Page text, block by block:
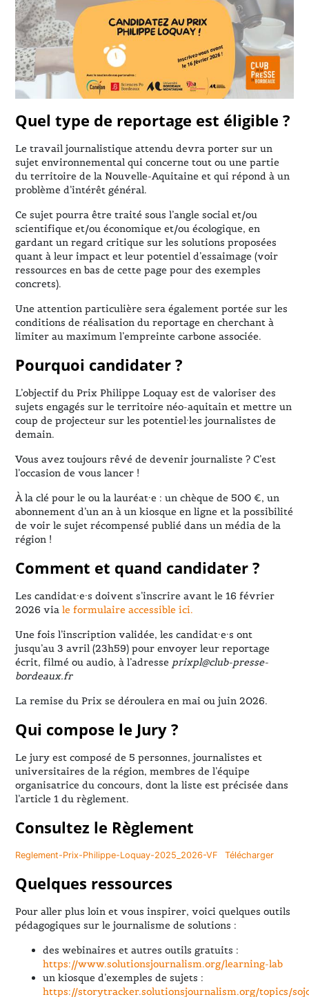
Quel type de reportage est éligible ?
Le travail journalistique attendu devra porter sur un
sujet environnemental qui concerne tout ou une partie
du territoire de la Nouvelle-Aquitaine et qui répond à un
problème d’intérêt général.
Ce sujet pourra être traité sous l’angle social et/ou
scientifique et/ou économique et/ou écologique, en
gardant un regard critique sur les solutions proposées
quant à leur impact et leur potentiel d’essaimage (voir
ressources en bas de cette page pour des exemples
concrets).
Une attention particulière sera également portée sur les
conditions de réalisation du reportage en cherchant à
limiter au maximum l’empreinte carbone associée.
Pourquoi candidater ?
L’objectif du Prix Philippe Loquay est de valoriser des
sujets engagés sur le territoire néo-aquitain et mettre un
coup de projecteur sur les potentiel·les journalistes de
demain.
Vous avez toujours rêvé de devenir journaliste ? C’est
l’occasion de vous lancer !
À la clé pour le ou la lauréat·e : un chèque de 500 €, un
abonnement d’un an à un kiosque en ligne et la possibilité
de voir le sujet récompensé publié dans un média de la
région !
Comment et quand candidater ?
Les candidat·e·s doivent s’inscrire avant le 16 février
2026 viale formulaire accessible ici.
Une fois l’inscription validée, les candidat·e·s ont
jusqu’au 3 avril (23h59) pour envoyer leur reportage
écrit, filmé ou audio, à l’adresse prixpl@club-presse-
bordeaux.fr
La remise du Prix se déroulera en mai ou juin 2026.
Qui compose le Jury ?
Le jury est composé de 5 personnes, journalistes et
universitaires de la région, membres de l’équipe
organisatrice du concours, dont la liste est précisée dans
l’article 1 du règlement.
Consultez le Règlement
Reglement-Prix-Philippe-Loquay-2025_2026-VF Télécharger
Quelques ressources
Pour aller plus loin et vous inspirer, voici quelques outils
pédagogiques sur le journalisme de solutions :
des webinaires et autres outils gratuits :
https://www.solutionsjournalism.org/learning-lab
un kiosque d’exemples de sujets :
https://storytracker.solutionsjournalism.org/topics/